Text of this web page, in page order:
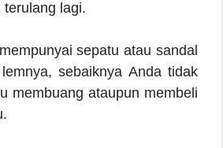
terulang lagi.
sepatu atau sandal
sebaiknya Anda tidak
membuang ataupun membeli